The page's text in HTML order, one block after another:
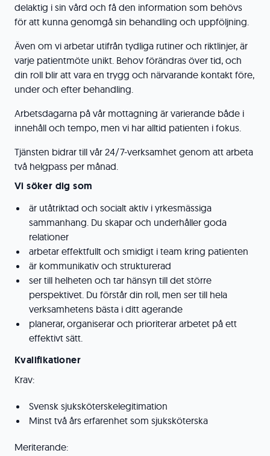
delaktig i sin vård och få den information som behövs
för att kunna genomgå sin behandling och uppföljning.
Även om vi arbetar utifrån tydliga rutiner och riktlinjer, är
varje patientmöte unikt. Behov förändras över tid, och
din roll blir att vara en trygg och närvarande kontakt före,
under och efter behandling.
Arbetsdagarna på vår mottagning är varierande både i
innehåll och tempo, men vi har alltid patienten i fokus.
Tjänsten bidrar till vår 24/7-verksamhet genom att arbeta
två helgpass per månad.
Vi söker dig som
är utåtriktad och socialt aktiv i yrkesmässiga
sammanhang. Du skapar och underhåller goda
relationer
arbetar effektfullt och smidigt i team kring patienten
är kommunikativ och strukturerad
ser till helheten och tar hänsyn till det större
perspektivet. Du förstår din roll, men ser till hela
verksamhetens bästa i ditt agerande
planerar, organiserar och prioriterar arbetet på ett
effektivt sätt.
Kvalifikationer
Krav:
Svensk sjuksköterskelegitimation
Minst två års erfarenhet som sjuksköterska
Meriterande: